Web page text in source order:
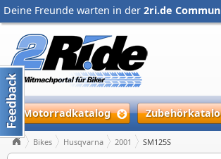
Deine Freunde warten in der 2ri.de
Motorradkatalog
Bikes Husqvarna 2001 SM125S